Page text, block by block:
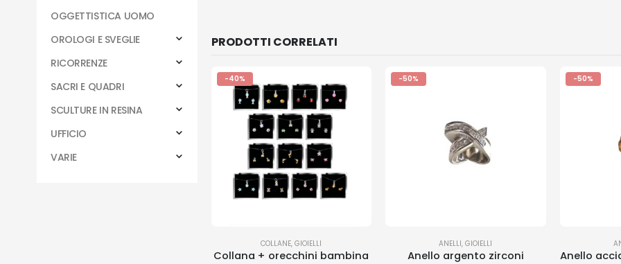
PRODOTTI CORRELATI
-40%
COLLANE,GIOIELLI
Collana + orecchini bambina
-50%
ANELLI,GIOIELLI
Anello argento zirconi
-50%
OGGETTISTICA UOMO
OROLOGI E SVEGLIE
RICORRENZE
SACRI E QUADRI
SCULTURE IN RESINA
UFFICIO
VARIE